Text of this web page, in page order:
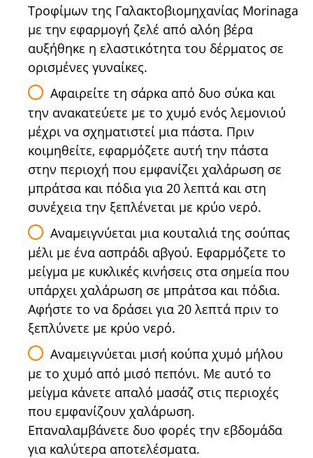
Τροφίμων της Γαλακτοβιομηχανίας Morinaga
με την εφαρμογή ζελέ από αλόη βέρα
αυξήθηκε η ελαστικότητα του δέρματος σε
ορισμένες γυναίκες.
Αφαιρείτε τη σάρκα από δυο σύκα και
την ανακατεύετε με το χυμό ενός λεμονιού
μέχρι να σχηματιστεί μια πάστα. Πριν
κοιμηθείτε, εφαρμόζετε αυτή την πάστα
στην περιοχή που εμφανίζει χαλάρωση σε
μπράτσα και πόδια για 20 λεπτά και στη
συνέχεια την ξεπλένεται με κρύο νερό.
Αναμειγνύεται μια κουταλιά της σούπας
μέλι με ένα ασπράδι αβγού. Εφαρμόζετε το
μείγμα με κυκλικές κινήσεις στα σημεία που
υπάρχει χαλάρωση σε μπράτσα και πόδια.
Αφήστε το να δράσει για 20 λεπτά πριν το
ξεπλύνετε με κρύο νερό.
Αναμειγνύεται μισή κούπα χυμό μήλου
με το χυμό από μισό πεπόνι. Με αυτό το
μείγμα κάνετε απαλό μασάζ στις περιοχές
που εμφανίζουν χαλάρωση.
Επαναλαμβάνετε δυο φορές την εβδομάδα
για καλύτερα αποτελέσματα.